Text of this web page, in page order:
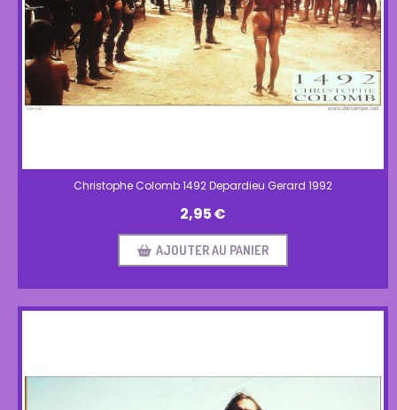
Christophe Colomb 1492 Depardieu Gerard 1992
2,95€
AJOUTER AU PANIER